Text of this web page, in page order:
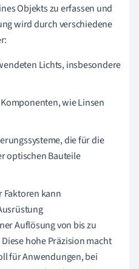
Objekts zu erfassen und
wird durch verschiedene
Lichts, insbesondere
wie Linsen
die für die
optischen Bauteile
Faktoren kann
Auflösung von bis zu
hohe Präzision macht
für Anwendungen, bei